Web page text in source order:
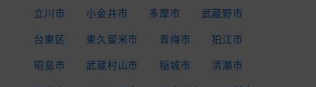
立川市
小金井市 多摩市
武蔵野市
台東区
東久留米市 青梅市
狛江市
昭島市
武蔵村山市 稲城市
清瀬市